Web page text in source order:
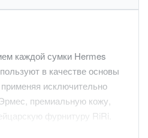
каждой сумки Hermes
в качестве основы
исключительно
премиальную кожу,
фурнитуру RiRi.